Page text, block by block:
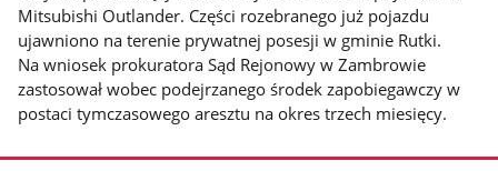
Mitsubishi Outlander. Części rozebranego już pojazdu
ujawniono na terenie prywatnej posesji w gminie Rutki.
Na wniosek prokuratora Sąd Rejonowy w Zambrowie
zastosował wobec podejrzanego środek zapobiegawczy w
postaci tymczasowego aresztu na okres trzech miesięcy.